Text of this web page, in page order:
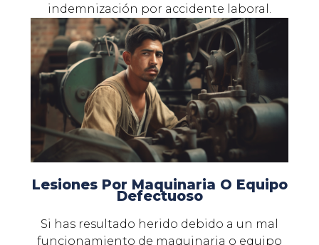
indemnización por accidente laboral.
Lesiones Por Maquinaria O Equipo
Defectuoso
Si has resultado herido debido a un mal
funcionamiento de maquinaria o equipo